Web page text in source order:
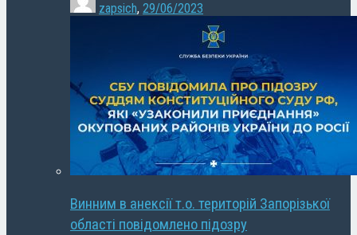
zapsich, 29/06/2023
Винним в анексії т.о. територій Запорізької
області повідомлено підозру